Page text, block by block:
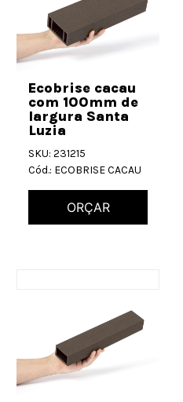
Ecobrise cacau
com 100mm de
largura Santa
Luzia
SKU: 231215
Cód.: ECOBRISE CACAU
ORÇAR